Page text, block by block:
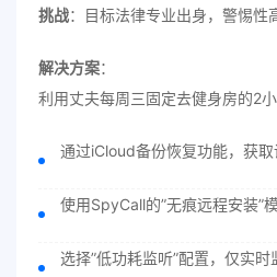
挑战：目标法律专业出身，警惕性
解决方案：
利用丈夫每周三固定去健身房的2小
通过iCloud备份恢复功能，获取
使用SpyCall的”无痕远程安装”
选择”低功耗监听”配置，仅实